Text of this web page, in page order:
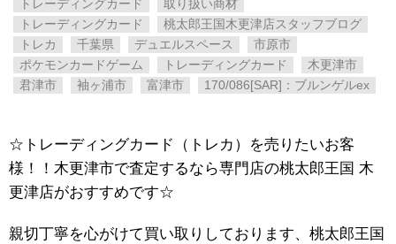
トレーディングカード
取り扱い商材
トレーディングカード
桃太郎王国木更津店スタッフブログ
トレカ
千葉県 デュエルスペース
市原市
ポケモンカードゲーム
トレーディングカード
木更津市
君津市
袖ヶ浦市 富津市 170/086[SAR]：ブルンゲルex
☆トレーディングカード（トレカ）を売りたいお客
様！！木更津市で査定するなら専門店の桃太郎王国 木
更津店がおすすめです☆
親切丁寧を心がけて買い取りしております、桃太郎王国